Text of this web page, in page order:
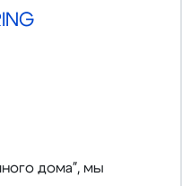
дома", мы